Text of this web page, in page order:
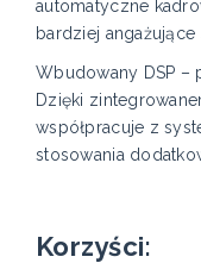
automatyczne
bardziej angażujące
Wbudowany DSP –
Dzięki
współpracuje z
stosowania
Korzyści: